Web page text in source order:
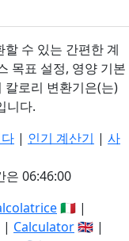
수 있는 간편한 계
목표 설정, 영양 기본
칼로리 변환기은(는)
니다.
| 인기 계산기 | 사
은 06:46:01
🇮🇹 |
| Calculator🇬🇧 |